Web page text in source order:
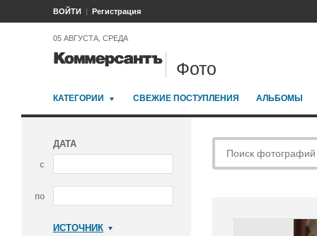
ВОЙТИ Регистрация
05 АВГУСТА, СРЕДА
Фото
КАТЕГОРИИ СВЕЖИЕ ПОСТУПЛЕНИЯ АЛЬБОМЫ
ДАТА
с
по
ИСТОЧНИК